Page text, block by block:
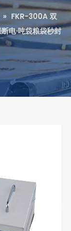
» FKR-300A 双
电·吨袋粮袋秒封